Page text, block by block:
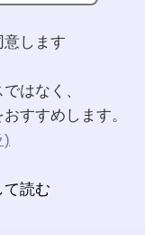
します
はなく、
すすめします。
)